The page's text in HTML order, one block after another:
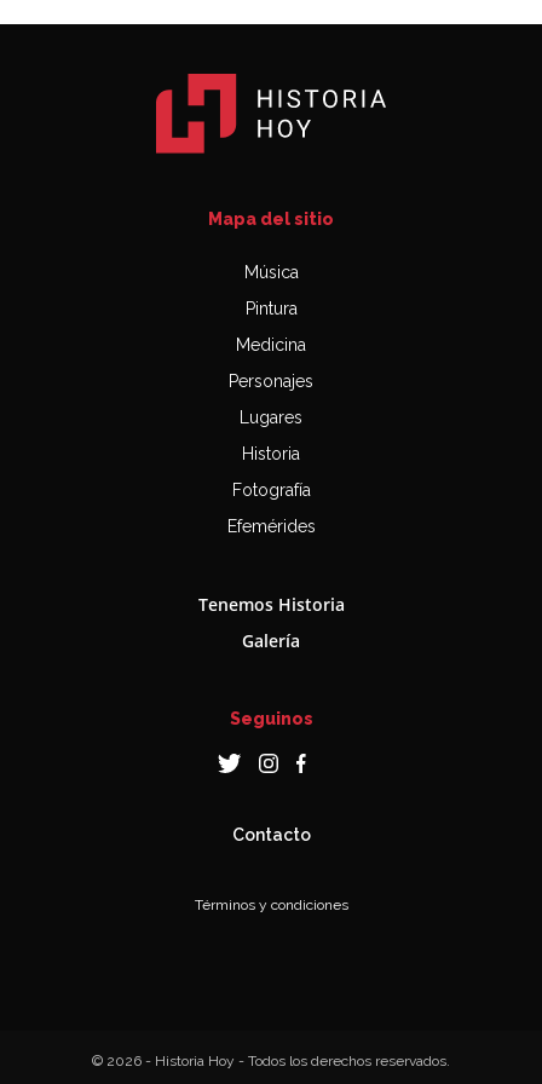
Mapa del sitio
Música
Pintura
Medicina
Personajes
Lugares
Historia
Fotografía
Efemérides
Tenemos Historia
Galería
Seguinos
Contacto
Términos y condiciones
© 2026 - Historia Hoy - Todos los derechos reservados.